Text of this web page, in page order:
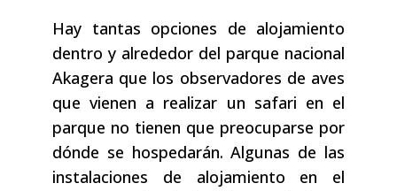
Hay tantas opciones de alojamiento
dentro y alrededor del parque nacional
Akagera que los observadores de aves
que vienen a realizar un safari en el
parque no tienen que preocuparse por
dónde se hospedarán. Algunas de las
instalaciones de alojamiento en el